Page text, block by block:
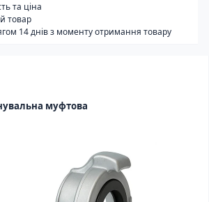
муфтова
та ціна
товар
14 днів з моменту отримання товару